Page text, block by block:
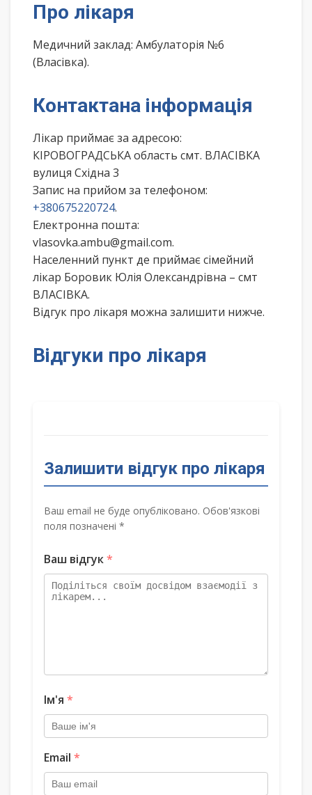
Про лікаря
Медичний заклад: Амбулаторія №6
(Власівка).
Контактана інформація
Лікар приймає за адресою:
КІРОВОГРАДСЬКА область смт. ВЛАСІВКА
вулиця Східна 3
Запис на прийом за телефоном:
+380675220724.
Електронна пошта:
vlasovka.ambu@gmail.com.
Населенний пункт де приймає сімейний
лікар Боровик Юлія Олександрівна – смт
ВЛАСІВКА.
Відгук про лікаря можна залишити нижче.
Відгуки про лікаря
Залишити відгук про лікаря
Ваш email не буде опубліковано. Обов'язкові
поля позначені *
Ваш відгук*
Ім'я *
Email *